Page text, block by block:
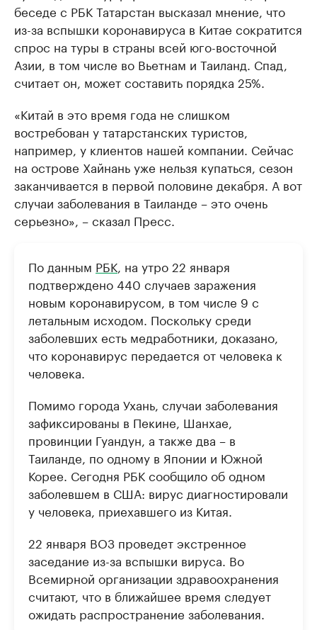
беседе с РБК Татарстан высказал мнение, что
из-за вспышки коронавируса в Китае сократится
спрос на туры в страны всей юго-восточной
Азии, в том числе во Вьетнам и Таиланд. Спад,
считает он, может составить порядка 25%.
«Китай в это время года не слишком
востребован у татарстанских туристов,
например, у клиентов нашей компании. Сейчас
на острове Хайнань уже нельзя купаться, сезон
заканчивается в первой половине декабря. А вот
случаи заболевания в Таиланде – это очень
серьезно», – сказал Пресс.
По данным РБК, на утро 22 января
подтверждено 440 случаев заражения
новым коронавирусом, в том числе 9 с
летальным исходом. Поскольку среди
заболевших есть медработники, доказано,
что коронавирус передается от человека к
человека.
Помимо города Ухань, случаи заболевания
зафиксированы в Пекине, Шанхае,
провинции Гуандун, а также два – в
Таиланде, по одному в Японии и Южной
Корее. Сегодня РБК сообщило об одном
заболевшем в США: вирус диагностировали
у человека, приехавшего из Китая.
22 января ВОЗ проведет экстренное
заседание из-за вспышки вируса. Во
Всемирной организации здравоохранения
считают, что в ближайшее время следует
ожидать распространение заболевания.